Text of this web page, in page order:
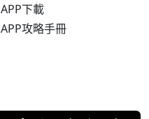
APP下載
APP攻略手冊